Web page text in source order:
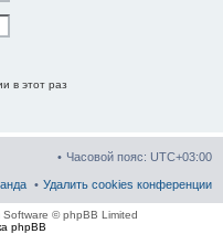
в этот раз
Часовой пояс: UTC+03:00
Удалить cookies конференции
Software © phpBB Limited
phpBB